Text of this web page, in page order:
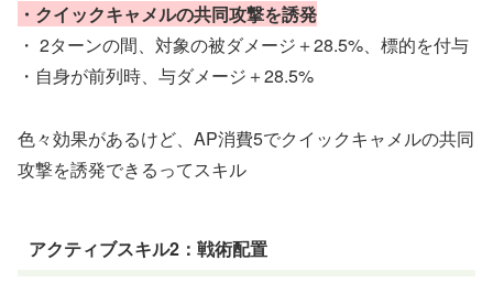
・クイックキャメルの共同攻撃を誘発
・ 2ターンの間、対象の被ダメージ＋28.5%、標的を付与
・自身が前列時、与ダメージ＋28.5%
色々効果があるけど、AP消費5でクイックキャメルの共同
攻撃を誘発できるってスキル
アクティブスキル2：戦術配置